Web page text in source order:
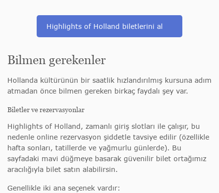
Highlights of Holland biletlerini al
Bilmen gerekenler
Hollanda kültürünün bir saatlik hızlandırılmış kursuna adım
atmadan önce bilmen gereken birkaç faydalı şey var.
Biletler ve rezervasyonlar
Highlights of Holland, zamanlı giriş slotları ile çalışır, bu
nedenle online rezervasyon şiddetle tavsiye edilir (özellikle
hafta sonları, tatillerde ve yağmurlu günlerde). Bu
sayfadaki mavi düğmeye basarak güvenilir bilet ortağımız
aracılığıyla bilet satın alabilirsin.
Genellikle iki ana seçenek vardır: